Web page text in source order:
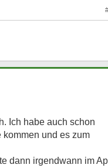
Ich habe auch schon
und es zum
dann irgendwann im